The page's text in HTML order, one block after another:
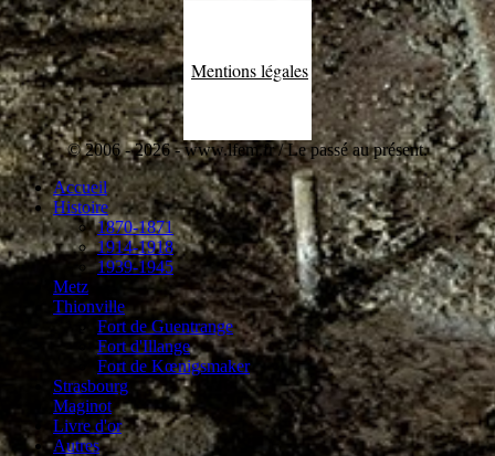
Mentions légales
© 2006 - 2026 - www.lfem.fr / Le passé au présent.
Accueil
Histoire
1870-1871
1914-1918
1939-1945
Metz
Thionville
Fort de Guentrange
Fort d'Illange
Fort de Kœnigsmaker
Strasbourg
Maginot
Livre d'or
Autres